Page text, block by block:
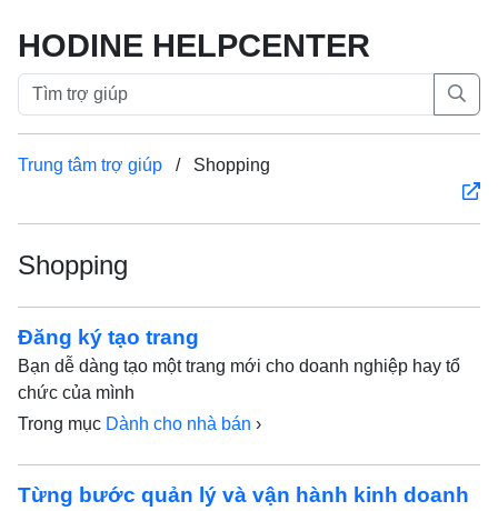
HODINE HELPCENTER
Trung tâm trợ giúp / Shopping
Shopping
Đăng ký tạo trang
Bạn dễ dàng tạo một trang mới cho doanh nghiệp hay tổ
chức của mình
Trong mục Dành cho nhà bán ›
Từng bước quản lý và vận hành kinh doanh